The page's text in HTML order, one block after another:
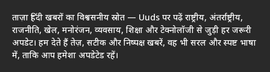
ताज़ा हिंदी खबरों का विश्वसनीय स्रोत — Uuds पर पढ़ें राष्ट्रीय, अंतर्राष्ट्रीय,
राजनीति, खेल, मनोरंजन, व्यवसाय, शिक्षा और टेक्नोलॉजी से जुड़ी हर जरूरी
अपडेट। हम देते हैं तेज़, सटीक और निष्पक्ष खबरें, वह भी सरल और स्पष्ट भाषा
में, ताकि आप हमेशा अपडेटेड रहें।